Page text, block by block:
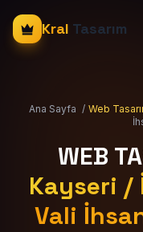
Kral Tasarım
Ana Sayfa / Web
WEB
Kayseri /
Vali